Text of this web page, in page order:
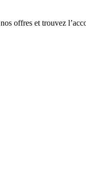
offres et trouvez